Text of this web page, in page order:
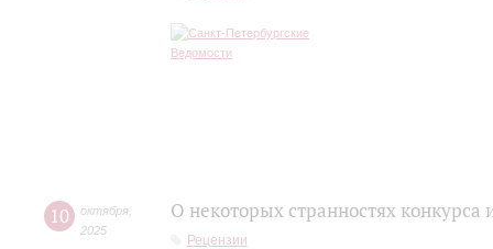
10 октября
2025
О некоторых странностях конкурса
Рецензии